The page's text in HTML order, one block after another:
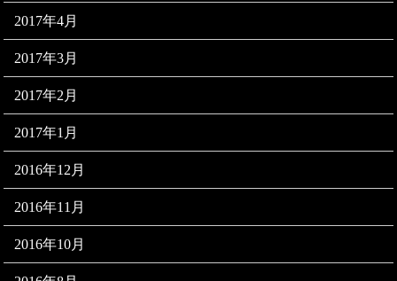
2017年4月
2017年3月
2017年2月
2017年1月
2016年12月
2016年11月
2016年10月